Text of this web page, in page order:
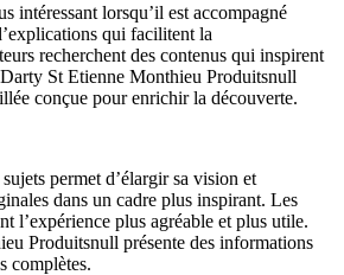
intéressant lorsqu’il est accompagné
qui facilitent la
recherchent des contenus qui inspirent
St Etienne Monthieu Produitsnull
conçue pour enrichir la découverte.
permet d’élargir sa vision et
dans un cadre plus inspirant. Les
l’expérience plus agréable et plus utile.
Produitsnull présente des informations
complètes.